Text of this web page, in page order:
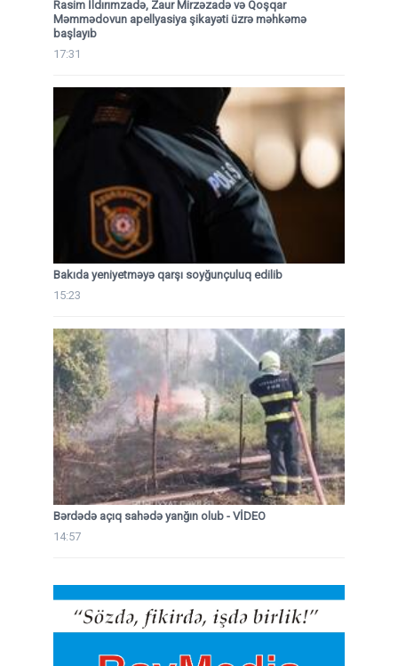
Rasim İldırımzadə, Zaur Mirzəzadə və Qoşqar
Məmmədovun apellyasiya şikayəti üzrə məhkəmə
başlayıb
17:31
Bakıda yeniyetməyə qarşı soyğunçuluq edilib
15:23
Bərdədə açıq sahədə yanğın olub - VİDEO
14:57